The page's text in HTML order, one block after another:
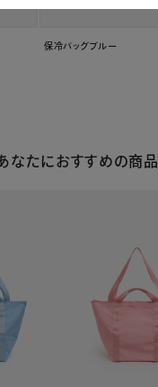
保冷バッグブルー
なたにおすすめの商品